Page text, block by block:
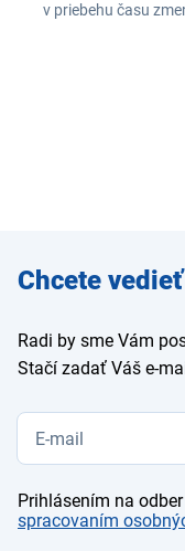
v priebehu času
Zadajte
e-mail
Chcete
Radi by sme Vám
Stačí zadať Váš e-
Prihlásením na
spracovaním